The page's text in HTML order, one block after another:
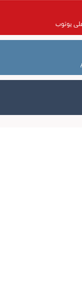
يوتوب